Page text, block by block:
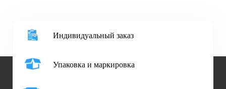
Индивидуальный заказ
Упаковка и маркировка